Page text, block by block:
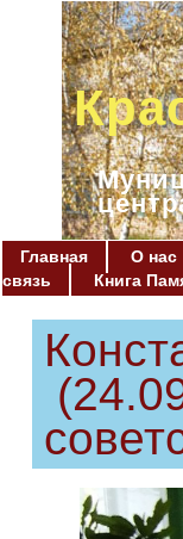
Главная О нас
связь
Книга